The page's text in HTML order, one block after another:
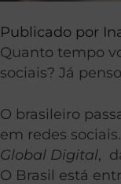
Publicado por
Quanto tempo
sociais? Já
O brasileiro
em redes
Global Digital,
O Brasil está